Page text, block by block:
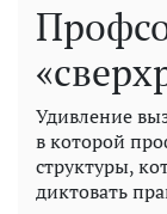
Удивление
в которой
структуры,
диктовать